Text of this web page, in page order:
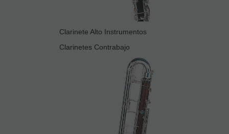
Clarinete Alto Instrumentos
Clarinetes Contrabajo